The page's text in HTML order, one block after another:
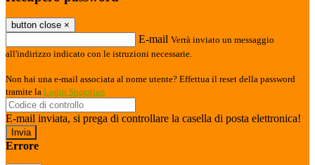
button close ×
E-mail Verrà inviato un messaggio
all'indirizzo indicato con le istruzioni necessarie.
Non hai una e-mail associata al nome utente? Effettua il reset della password
tramite la Login Spaggiari
E-mail inviata, si prega di controllare la casella di posta elettronica!
Errore